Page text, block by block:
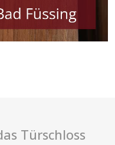
Türschloss